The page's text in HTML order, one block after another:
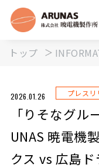
トップ
2026.01.26 プレスリ
「りそなグル
UNAS 暁電機
クス vs 広島